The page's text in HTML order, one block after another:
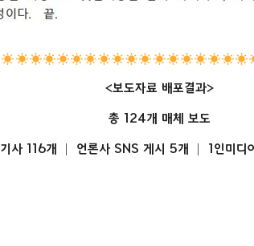
<보도자료 배포결과>
총 124개 매체 보도
기사 116개 │ 언론사 SNS 게시 5개 │ 1인미디